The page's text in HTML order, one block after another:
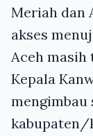
Meriah dan
akses
Aceh masih
Kepala
mengimbau
kabupaten/